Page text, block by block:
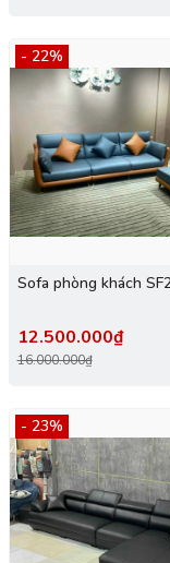
- 22%
Sofa phòng khách
12.500.000₫
16.000.000₫
- 23%